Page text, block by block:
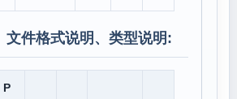
文件格式说明、类型说明:
P